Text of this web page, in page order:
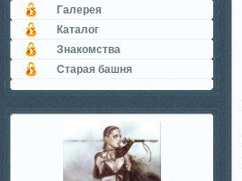
Галерея
Каталог
Знакомства
Старая башня